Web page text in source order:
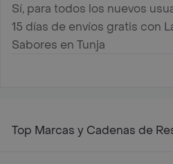
Sí, para todos los nuevos
15 días de envíos gratis con
Sabores en Tunja
Top Marcas y Cadenas de